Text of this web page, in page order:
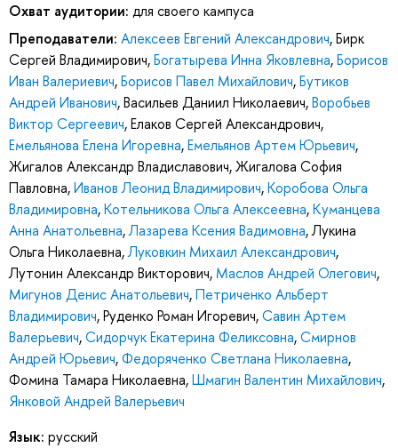
Охват аудитории: для своего кампуса
Преподаватели: Алексеев Евгений Александрович,Бирк
Сергей Владимирович,Богатырева Инна Яковлевна,Борисов
Иван Валериевич,Борисов Павел Михайлович,Бутиков
Андрей Иванович,Васильев Даниил Николаевич,Воробьев
Виктор Сергеевич,Елаков Сергей Александрович,
Емельянова Елена Игоревна,Емельянов Артем Юрьевич,
Жигалов Александр Владиславович,Жигалова София
Павловна,Иванов Леонид Владимирович,Коробова Ольга
Владимировна,Котельникова Ольга Алексеевна,Куманцева
Анна Анатольевна,Лазарева Ксения Вадимовна,Лукина
Ольга Николаевна,Луковкин Михаил Александрович,
Лутонин Александр Викторович, Маслов Андрей Олегович,
Мигунов Денис Анатольевич,Петриченко Альберт
Владимирович,Руденко Роман Игоревич,Савин Артем
Валерьевич,Сидорчук Екатерина Феликсовна,Смирнов
Андрей Юрьевич,Федоряченко Светлана Николаевна,
Фомина Тамара Николаевна,Шмагин Валентин Михайлович,
Янковой Андрей Валерьевич
Язык: русский